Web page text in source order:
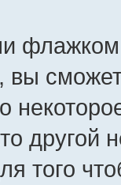
, вы
другой
того